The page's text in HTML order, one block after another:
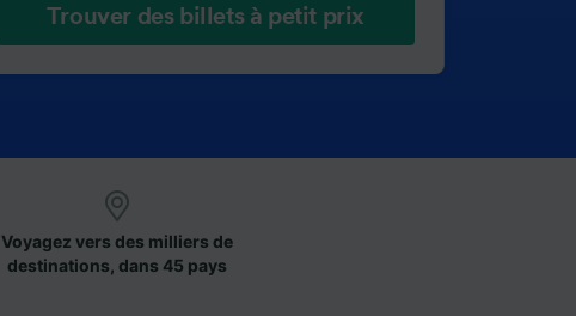
Trouver des billets à petit prix
Voyagez vers des milliers de
destinations, dans 45 pays